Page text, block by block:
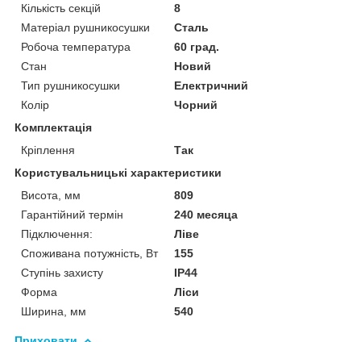
Кількість секцій
8
Матеріал рушникосушки
Сталь
Робоча температура
60 град.
Стан
Новий
Тип рушникосушки
Електричний
Колір
Чорний
Комплектація
Кріплення
Так
Користувальницькі характеристики
Висота, мм
809
Гарантійний термін
240 месяца
Підключення:
Ліве
Споживана потужність, Вт
155
Ступінь захисту
IP44
Форма
Ліси
Ширина, мм
540